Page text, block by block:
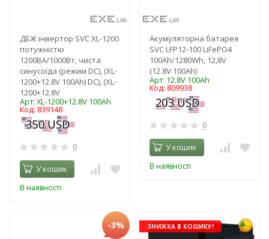
ДБЖ інвертор SVC XL-1200
потужністю
1200ВА/1000Вт, чиста
синусоїда (режим DC), (XL-
1200+12.8V 100Ah) DC), (XL-
1200+12.8V
Арт: XL-1200+12.8V 100Ah
Код: 839148
0
У кошик
В наявності
Акумуляторна батарея
SVC LFP12-100 LiFePO4
100Ah/1280Wh, 12,8V
(12.8V 100Ah)
Арт: 12.8V 100Ah
Код: 809938
0
У кошик
В наявності
-3% ЗНИЖКА В КОШИКУ!